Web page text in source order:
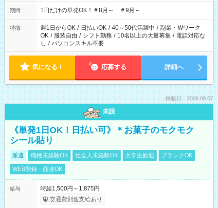
▼18:00～21:00
期間 1日だけの単発OK！＃8月～ ＃9月～
特徴 週1日からOK / 日払いOK / 40～50代活躍中 / 副業・Wワーク
OK / 服装自由 / シフト勤務 / 10名以上の大量募集 / 電話対応な
し / パソコンスキル不要
気になる！ 応募する 詳細へ
掲載日：2026.08.07
未読
《単発1日OK！日払い可》＊お菓子のモクモク
シール貼り
派遣 職種未経験OK 社会人未経験OK 大学生歓迎
ブランクOK
WEB登録・面接OK
給与
時給1,500円～1,875円
交通費別途支給あり